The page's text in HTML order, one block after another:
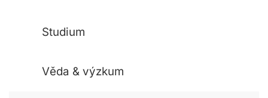
Studium
Věda & výzkum